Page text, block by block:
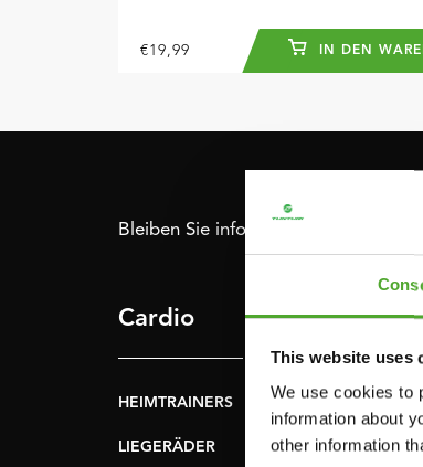
This website uses
We use cookies to
information about
other information
€19,99 IN DEN
Bleiben Sie informiert: Melden Sie
Cardio
HEIMTRAINERS
LIEGERÄDER
DIP-